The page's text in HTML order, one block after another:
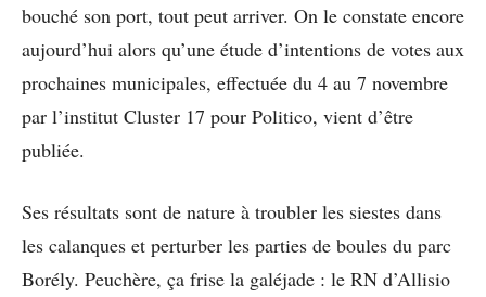
bouché son port, tout peut arriver. On le constate encore
aujourd’hui alors qu’une étude d’intentions de votes aux
prochaines municipales, effectuée du 4 au 7 novembre
par l’institut Cluster 17 pour Politico, vient d’être
publiée.
Ses résultats sont de nature à troubler les siestes dans
les calanques et perturber les parties de boules du parc
Borély. Peuchère, ça frise la galéjade : le RN d’Allisio